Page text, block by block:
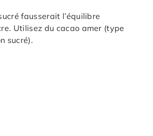
fausserait l’équilibre
Utilisez du cacao amer (type
sucré).